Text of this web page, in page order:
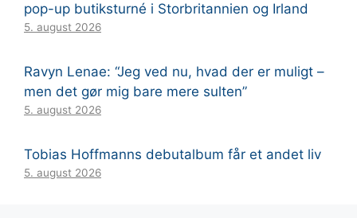
pop-up butiksturné i Storbritannien og Irland
5. august 2026
Ravyn Lenae: “Jeg ved nu, hvad der er muligt –
men det gør mig bare mere sulten”
5. august 2026
Tobias Hoffmanns debutalbum får et andet liv
5. august 2026